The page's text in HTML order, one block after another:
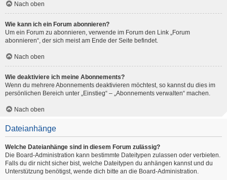
Nach oben
Wie kann ich ein Forum abonnieren?
Um ein Forum zu abonnieren, verwende im Forum den Link „Forum
abonnieren“, der sich meist am Ende der Seite befindet.
Nach oben
Wie deaktiviere ich meine Abonnements?
Wenn du mehrere Abonnements deaktivieren möchtest, so kannst du dies im
persönlichen Bereich unter „Einstieg“ – „Abonnements verwalten“ machen.
Nach oben
Dateianhänge
Welche Dateianhänge sind in diesem Forum zulässig?
Die Board-Administration kann bestimmte Dateitypen zulassen oder verbieten.
Falls du dir nicht sicher bist, welche Dateitypen du anhängen kannst und du
Unterstützung benötigst, wende dich bitte an die Board-Administration.